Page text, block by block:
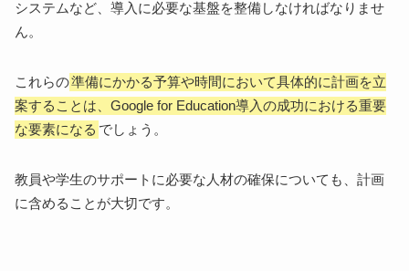
システムなど、導入に必要な基盤を整備しなければなりませ
ん。
これらの準備にかかる予算や時間において具体的に計画を立
案することは、Google for Education導入の成功における重要
な要素になる でしょう。
教員や学生のサポートに必要な人材の確保についても、計画
に含めることが大切です。